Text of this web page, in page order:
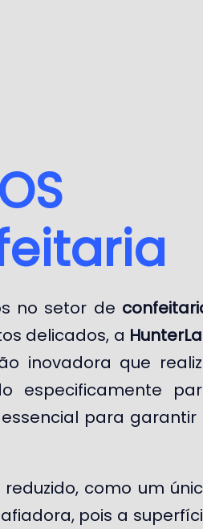
no setor de
delicados, a
inovadora que
especificamente
para garantir
como um
pois a